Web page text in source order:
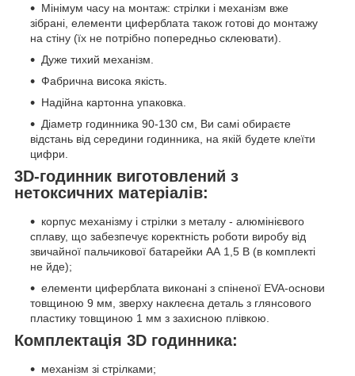
Мінімум часу на монтаж: стрілки і механізм вже
зібрані, елементи циферблата також готові до монтажу
на стіну (їх не потрібно попередньо склеювати).
Дуже тихий механізм.
Фабрична висока якість.
Надійна картонна упаковка.
Діаметр годинника 90-130 см, Ви самі обираєте
відстань від середини годинника, на якій будете клеїти
цифри.
3D-годинник виготовлений з
нетоксичних матеріалів:
корпус механізму і стрілки з металу - алюмінієвого
сплаву, що забезпечує коректність роботи виробу від
звичайної пальчикової батарейки АА 1,5 В (в комплекті
не йде);
елементи циферблата виконані з спіненої EVA-основи
товщиною 9 мм, зверху наклеєна деталь з глянсового
пластику товщиною 1 мм з захисною плівкою.
Комплектація 3D годинника:
механізм зі стрілками;